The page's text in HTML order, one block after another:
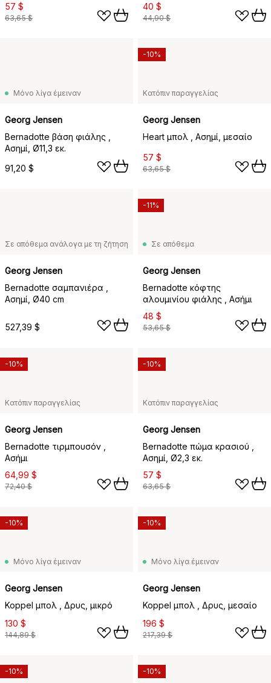
57 $
63,65 $
40 $
44,90 $
Μόνο λίγα έμειναν
Georg Jensen
Bernadotte βάση φιάλης ,
Ασημί, Ø11,3 εκ.
91,20 $
Κατόπιν παραγγελίας
Georg Jensen
Heart μπολ , Ασημί, μεσαίο
57 $
63,65 $
-10%
Σε απόθεμα ανάλογα με τη ζήτηση
Georg Jensen
Bernadotte σαμπανιέρα ,
Ασημί, Ø40 cm
527,39 $
Σε απόθεμα
Georg Jensen
Bernadotte κόφτης
αλουμινίου φιάλης , Ασήμι
48 $
53,65 $
-11%
Κατόπιν παραγγελίας
Georg Jensen
Bernadotte τιρμπουσόν ,
Ασήμι
64,99 $
72,40 $
-10%
Κατόπιν παραγγελίας
Georg Jensen
Bernadotte πώμα κρασιού ,
Ασημί, Ø2,3 εκ.
57 $
63,65 $
-10%
Μόνο λίγα έμειναν
Georg Jensen
Koppel μπολ , Δρυς, μικρό
130 $
144,89 $
-10%
Μόνο λίγα έμειναν
Georg Jensen
Koppel μπολ , Δρυς, μεσαίο
196 $
217,39 $
-10%
-10% -10%